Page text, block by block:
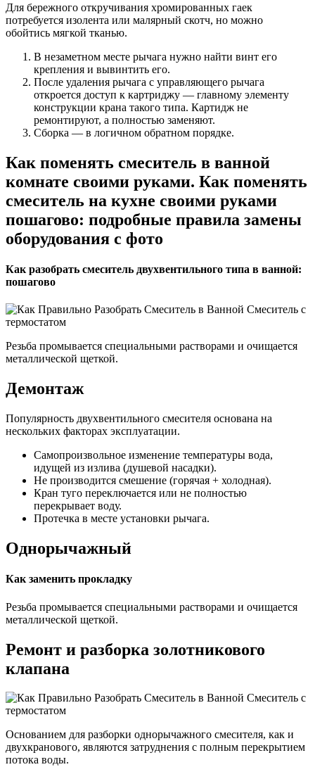
Для бережного откручивания хромированных гаек
потребуется изолента или малярный скотч, но можно
обойтись мягкой тканью.
В незаметном месте рычага нужно найти винт его
крепления и вывинтить его.
После удаления рычага с управляющего рычага
откроется доступ к картриджу — главному элементу
конструкции крана такого типа. Картидж не
ремонтируют, а полностью заменяют.
Сборка — в логичном обратном порядке.
Как поменять смеситель в ванной
комнате своими руками. Как поменять
смеситель на кухне своими руками
пошагово: подробные правила замены
оборудования с фото
Как разобрать смеситель двухвентильного типа в ванной:
пошагово
Резьба промывается специальными растворами и очищается
металлической щеткой.
Демонтаж
Популярность двухвентильного смесителя основана на
нескольких факторах эксплуатации.
Самопроизвольное изменение температуры вода,
идущей из излива (душевой насадки).
Не производится смешение (горячая + холодная).
Кран туго переключается или не полностью
перекрывает воду.
Протечка в месте установки рычага.
Однорычажный
Как заменить прокладку
Резьба промывается специальными растворами и очищается
металлической щеткой.
Ремонт и разборка золотникового
клапана
Основанием для разборки однорычажного смесителя, как и
двухкранового, являются затруднения с полным перекрытием
потока воды.